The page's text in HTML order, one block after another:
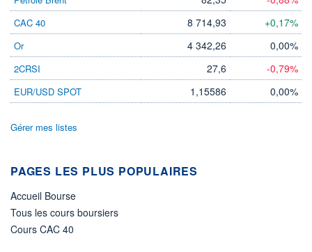
ÉLIGIBILITÉ
Non éligible
+ LISTE
CAC 40 8 714,93 +0,17%
Or 4 342,26 0,00%
2CRSI 27,6 -0,79%
EUR/USD SPOT 1,15586 0,00%
Gérer mes listes
PAGES LES PLUS POPULAIRES
Accueil Bourse
Tous les cours boursiers
Cours CAC 40